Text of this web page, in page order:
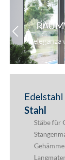
eleganza
Edelstahl
Stahl
Stäbe für